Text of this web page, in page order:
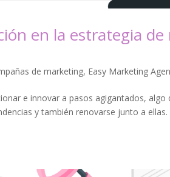
en la estrategia
de marketing, Easy Marketing
e innovar a pasos agigantados, algo
y también renovarse junto a